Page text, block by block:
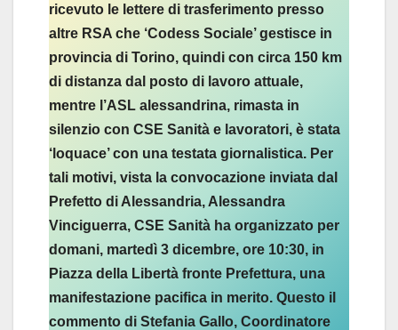
ricevuto le lettere di trasferimento presso
altre RSA che ‘Codess Sociale’ gestisce in
provincia di Torino, quindi con circa 150 km
di distanza dal posto di lavoro attuale,
mentre l’ASL alessandrina, rimasta in
silenzio con CSE Sanità e lavoratori, è stata
‘loquace’ con una testata giornalistica. Per
tali motivi, vista la convocazione inviata dal
Prefetto di Alessandria, Alessandra
Vinciguerra, CSE Sanità ha organizzato per
domani, martedì 3 dicembre, ore 10:30, in
Piazza della Libertà fronte Prefettura, una
manifestazione pacifica in merito. Questo il
commento di Stefania Gallo, Coordinatore